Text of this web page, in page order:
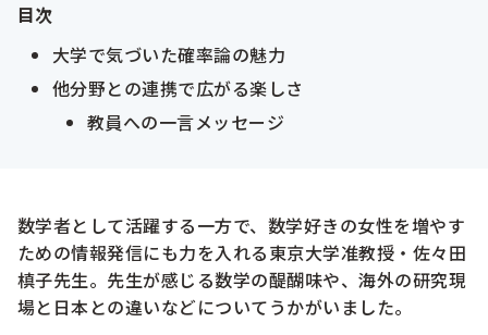
目次
大学で気づいた確率論の魅力
他分野との連携で広がる楽しさ
教員への一言メッセージ
数学者として活躍する一方で、数学好きの女性を増やす
ための情報発信にも力を入れる東京大学准教授・佐々田
槙子先生。先生が感じる数学の醍醐味や、海外の研究現
場と日本との違いなどについてうかがいました。